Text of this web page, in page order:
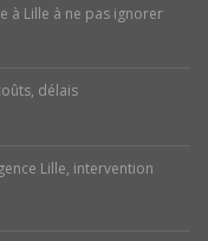
à Lille à ne pas ignorer
délais
Lille, intervention